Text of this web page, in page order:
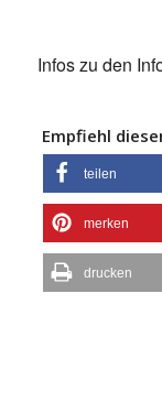
Infos zu den
Empfiehl
teilen
merken
drucken